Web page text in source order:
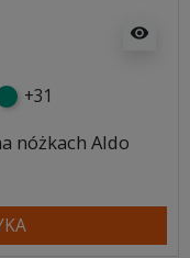
visibility
+31
nóżkach Aldo